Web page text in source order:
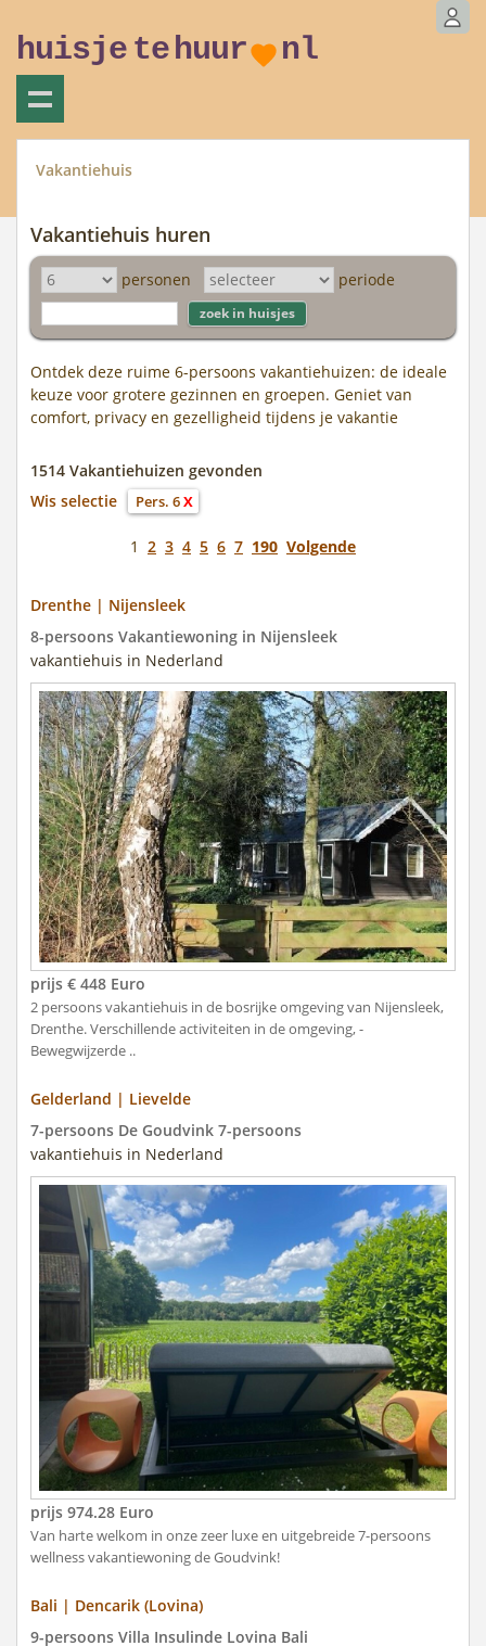
huisje tehuur nl
Vakantiehuis
Vakantiehuis huren
personen periode
Ontdek deze ruime 6-persoons vakantiehuizen: de ideale
keuze voor grotere gezinnen en groepen. Geniet van
comfort, privacy en gezelligheid tijdens je vakantie
1514 Vakantiehuizen gevonden
Wis selectie
Pers. 6X
1 2 3 4 5 6 7 190 Volgende
Drenthe | Nijensleek
8-persoons Vakantiewoning in Nijensleek
vakantiehuis in Nederland
prijs € 448 Euro
2 persoons vakantiehuis in de bosrijke omgeving van Nijensleek,
Drenthe. Verschillende activiteiten in de omgeving, -
Bewegwijzerde ..
Gelderland | Lievelde
7-persoons De Goudvink 7-persoons
vakantiehuis in Nederland
prijs 974.28 Euro
Van harte welkom in onze zeer luxe en uitgebreide 7-persoons
wellness vakantiewoning de Goudvink!
Bali | Dencarik (Lovina)
9-persoons Villa Insulinde Lovina Bali